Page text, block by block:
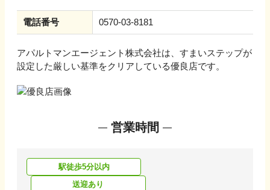
電話番号 0570-03-8181
アパルトマンエージェント株式会社は、すまいステップが
設定した厳しい基準をクリアしている優良店です。
営業時間
駅徒歩5分以内
送迎あり